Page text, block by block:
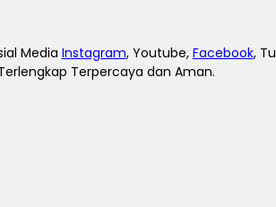
Media Instagram, Youtube, Facebook,
Terpercaya dan Aman.